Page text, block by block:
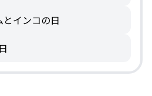
インコの日